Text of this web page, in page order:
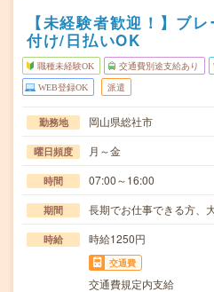
【未経験者歓迎！】ブ
付け/日払いOK
職種未経験OK 交通費別途支給あり
WEB登録OK 派遣
勤務地 岡山県総社市
曜日頻度 月～金
時間 07:00～16:00
期間 長期でお仕事できる方、
時給 時給1250円
交通費
交通費規定内支給